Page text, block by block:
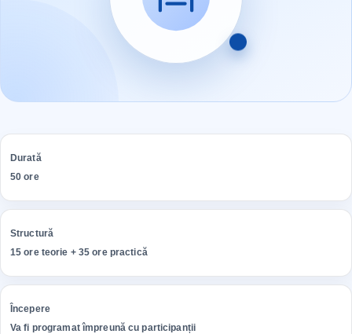
Durată
50 ore
Structură
15 ore teorie + 35 ore practică
Începere
Va fi programat împreună cu participanții